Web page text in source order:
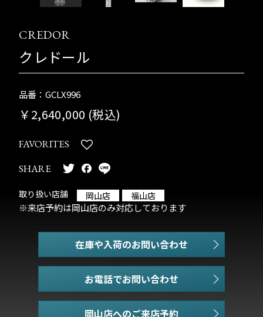
CREDOR
クレドール
品番：GCLX996
￥2,640,000 (税込)
FAVORITES
SHARE
取り扱い店舗 岡山店 福山店
※来店予約は岡山店のみ対応しております
在庫や入荷のお問い合わせ
お電話でお問い合わせ